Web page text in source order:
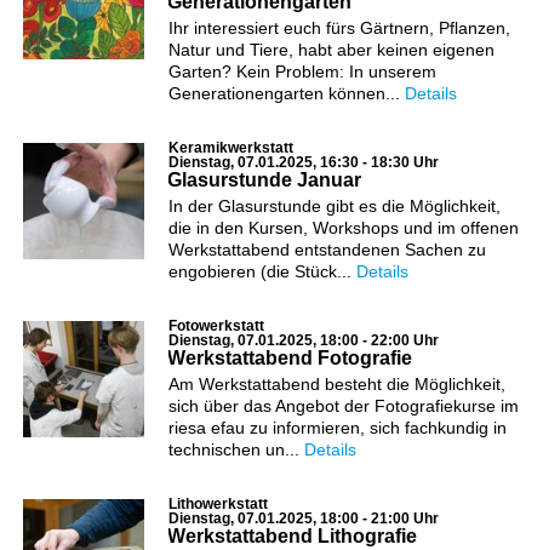
Ihr interessiert euch fürs Gärtnern, Pflanzen,
Natur und Tiere, habt aber keinen eigenen
Garten? Kein Problem: In unserem
Generationengarten können... Details
Keramikwerkstatt
Dienstag, 07.01.2025, 16:30 - 18:30 Uhr
Glasurstunde Januar
In der Glasurstunde gibt es die Möglichkeit,
die in den Kursen, Workshops und im offenen
Werkstattabend entstandenen Sachen zu
engobieren (die Stück... Details
Fotowerkstatt
Dienstag, 07.01.2025, 18:00 - 22:00 Uhr
Werkstattabend Fotografie
Am Werkstattabend besteht die Möglichkeit,
sich über das Angebot der Fotografiekurse im
riesa efau zu informieren, sich fachkundig in
technischen un... Details
Lithowerkstatt
Dienstag, 07.01.2025, 18:00 - 21:00 Uhr
Werkstattabend Lithografie